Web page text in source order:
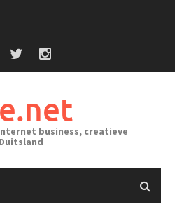
business, creatieve